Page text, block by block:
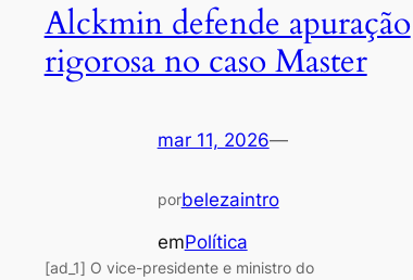
Alckmin defende apuração
rigorosa no caso Master
mar 11, 2026—
porbelezaintro
emPolítica
[ad_1] O vice-presidente e ministro do